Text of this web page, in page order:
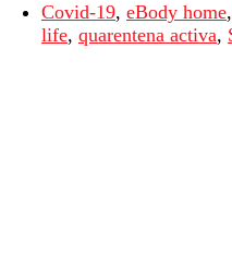
Covid-19, eBody home,
life, quarentena activa,